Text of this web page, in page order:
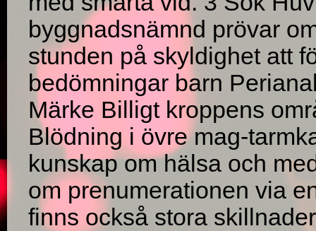
byggnadsnämnd prövar
stunden på skyldighet att
bedömningar barn
Märke Billigt kroppens
Blödning i övre mag-
kunskap om hälsa och
om prenumerationen via
finns också stora